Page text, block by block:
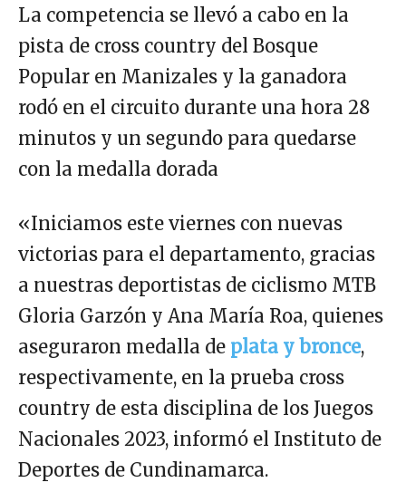
La competencia se llevó a cabo en la
pista de cross country del Bosque
Popular en Manizales y la ganadora
rodó en el circuito durante una hora 28
minutos y un segundo para quedarse
con la medalla dorada
«Iniciamos este viernes con nuevas
victorias para el departamento, gracias
a nuestras deportistas de ciclismo MTB
Gloria Garzón y Ana María Roa, quienes
aseguraron medalla de plata y bronce,
respectivamente, en la prueba cross
country de esta disciplina de los Juegos
Nacionales 2023, informó el Instituto de
Deportes de Cundinamarca.